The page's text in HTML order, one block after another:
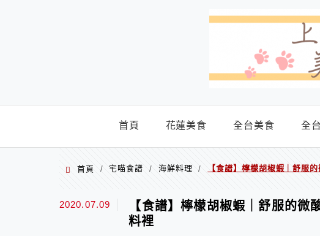
首頁 花蓮美食 全台美食 全
首頁 / 宅喵食譜 / 海鮮料理 / 【食譜】檸檬胡椒蝦｜舒服
2020.07.09
【食譜】檸檬胡椒蝦｜舒服的微
料裡